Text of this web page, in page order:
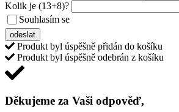
Kolik je (13+8)?
Souhlasím se
odeslat
Produkt byl úspěšně přidán do košíku
Produkt byl úspěšně odebrán z košíku
Děkujeme za Vaši odpověď,